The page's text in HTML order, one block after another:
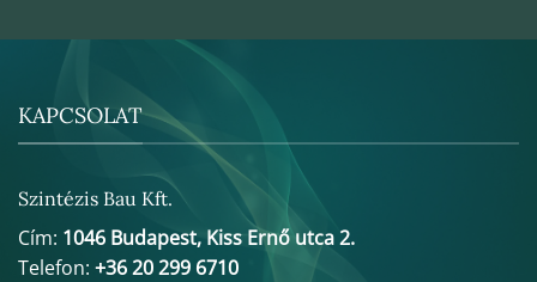
KAPCSOLAT
Szintézis Bau Kft.
Cím: 1046 Budapest, Kiss Ernő utca 2.
Telefon: +36 20 299 6710